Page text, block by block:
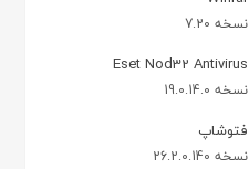
نسخه 7.20
Eset Nod32 Antivirus
نسخه 19.0.14.0
فتوشاپ
نسخه 26.2.0.140